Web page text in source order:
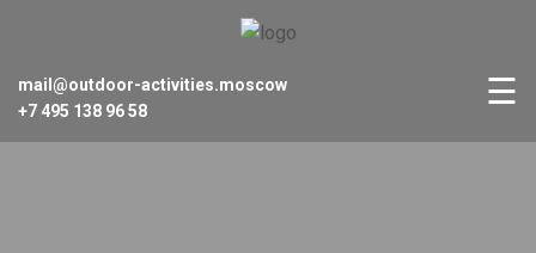
mail@outdoor-activities.moscow
+7 495 138 96 58
☰